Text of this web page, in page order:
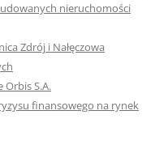
nieruchomości
Zdrój i Nałęczowa
S.A.
finansowego na rynek